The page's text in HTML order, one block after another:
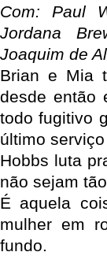
Com: Paul
Jordana
Joaquim de
Brian e Mia
desde então
todo fugitivo
último
Hobbs luta
não sejam
É aquela
mulher em
fundo.